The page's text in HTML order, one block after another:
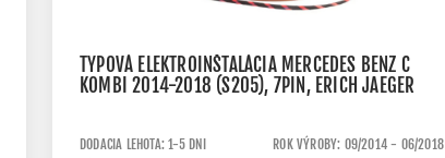
TYPOVÁ ELEKTROINŠTALÁCIA MERCEDES BENZ C
KOMBI 2014-2018 (S205), 7PIN, ERICH JAEGER
DODACIA LEHOTA: 1-5 DNI
ROK VÝROBY: 09/2014 - 06/2018